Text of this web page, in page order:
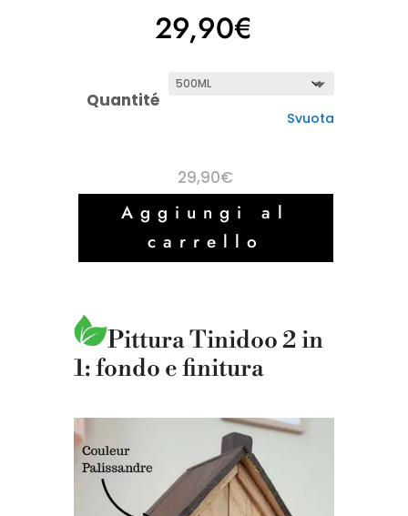
29,90€
Quantité
Svuota
29,90€
Aggiungi al
carrello
Pittura Tinidoo 2 in
1: fondo e finitura